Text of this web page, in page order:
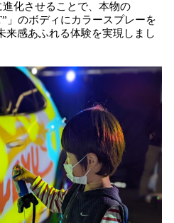
化させることで、本物の
」のボディにカラースプレーを
来感あふれる体験を実現しまし